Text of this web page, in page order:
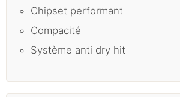
Chipset performant
Compacité
Système anti dry hit